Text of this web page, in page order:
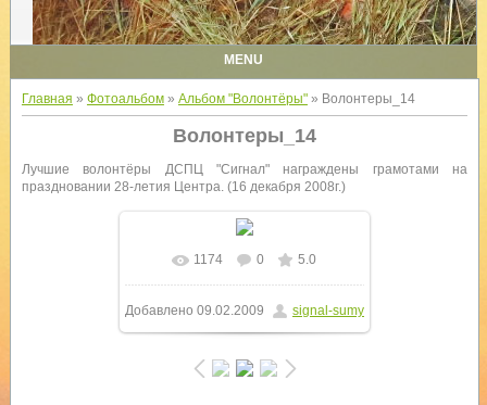
MENU
Главная » Фотоальбом» Альбом "Волонтёры"» Волонтеры_14
Волонтеры_14
Лучшие волонтёры ДСПЦ "Сигнал" награждены грамотами на
праздновании 28-летия Центра. (16 декабря 2008г.)
1174 0 5.0
Добавлено 09.02.2009 signal-sumy